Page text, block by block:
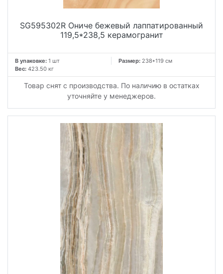
SG595302R Ониче бежевый лаппатированный
119,5*238,5 керамогранит
В упаковке: 1 шт Размер: 238*119 см
Вес: 423.50 кг
Товар снят с производства. По наличию в остатках
уточняйте у менеджеров.